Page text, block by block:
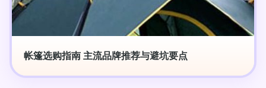
帐篷选购指南 主流品牌推荐与避坑要点